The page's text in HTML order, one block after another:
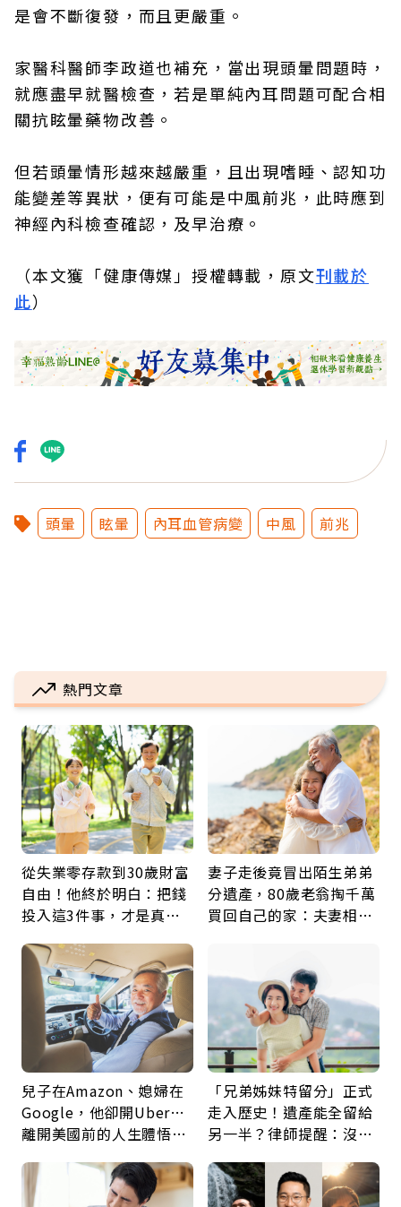
是會不斷復發，而且更嚴重。
家醫科醫師李政道也補充，當出現頭暈問題時，
就應盡早就醫檢查，若是單純內耳問題可配合相
關抗眩暈藥物改善。
但若頭暈情形越來越嚴重，且出現嗜睡、認知功
能變差等異狀，便有可能是中風前兆，此時應到
神經內科檢查確認，及早治療。
（本文獲「健康傳媒」授權轉載，原文刊載於
此）
頭暈 眩暈 內耳血管病變 中風 前兆
熱門文章
從失業零存款到30歲財富
自由！他終於明白：把錢
投入這3件事，才是真正
妻子走後竟冒出陌生弟弟
分遺產，80歲老翁掏千萬
買回自己的家：夫妻相守
兒子在Amazon、媳婦在
Google，他卻開Uber…
離開美國前的人生體悟：
「兄弟姊妹特留分」正式
走入歷史！遺產能全留給
另一半？律師提醒：沒做